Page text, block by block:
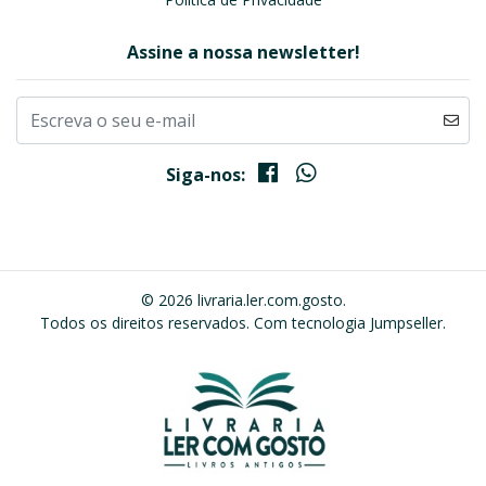
Assine a nossa newsletter!
Siga-nos:
© 2026 livraria.ler.com.gosto.
Todos os direitos reservados. Com tecnologia Jumpseller.